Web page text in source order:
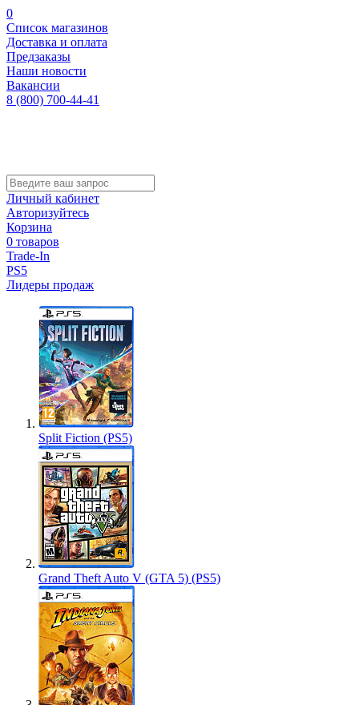
0
Список магазинов
Доставка и оплата
Предзаказы
Наши новости
Вакансии
8 (800) 700-44-41
Личный кабинет
Авторизуйтесь
Корзина
0 товаров
Trade-In
PS5
Лидеры продаж
Split Fiction (PS5)
Grand Theft Auto V (GTA 5) (PS5)